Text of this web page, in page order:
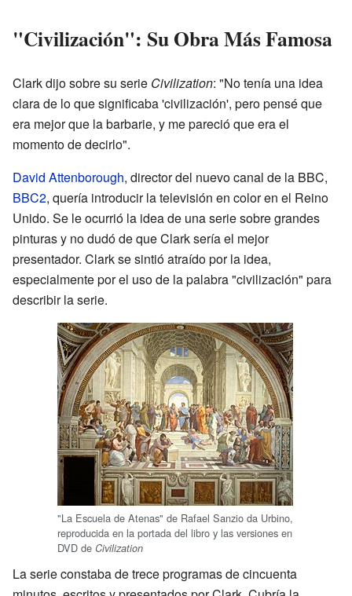
"Civilización": Su Obra Más Famosa
Clark dijo sobre su serie Civilization: "No tenía una idea
clara de lo que significaba 'civilización', pero pensé que
era mejor que la barbarie, y me pareció que era el
momento de decirlo".
David Attenborough, director del nuevo canal de la BBC,
BBC2, quería introducir la televisión en color en el Reino
Unido. Se le ocurrió la idea de una serie sobre grandes
pinturas y no dudó de que Clark sería el mejor
presentador. Clark se sintió atraído por la idea,
especialmente por el uso de la palabra "civilización" para
describir la serie.
"La Escuela de Atenas" de Rafael Sanzio da Urbino,
reproducida en la portada del libro y las versiones en
DVD de Civilization
La serie constaba de trece programas de cincuenta